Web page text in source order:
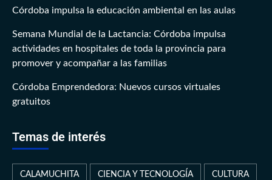
Córdoba impulsa la educación ambiental en las aulas
Semana Mundial de la Lactancia: Córdoba impulsa
actividades en hospitales de toda la provincia para
promover y acompañar a las familias
Córdoba Emprendedora: Nuevos cursos virtuales
gratuitos
Temas de interés
CALAMUCHITA CIENCIA Y TECNOLOGÍA CULTURA